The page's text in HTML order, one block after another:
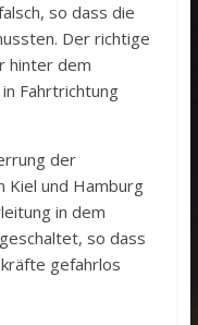
so dass die
Der richtige
hinter dem
Fahrtrichtung
der
Kiel und Hamburg
in dem
so dass
gefahrlos